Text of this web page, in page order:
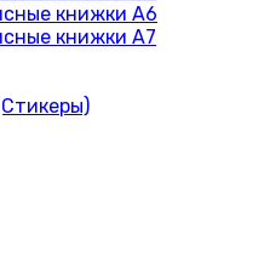
книжки А6
книжки А7